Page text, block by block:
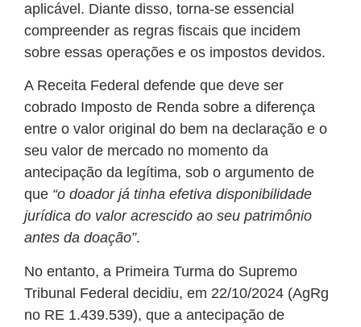
aplicável. Diante disso, torna-se essencial
compreender as regras fiscais que incidem
sobre essas operações e os impostos devidos.
A Receita Federal defende que deve ser
cobrado Imposto de Renda sobre a diferença
entre o valor original do bem na declaração e o
seu valor de mercado no momento da
antecipação da legítima, sob o argumento de
que “o doador já tinha efetiva disponibilidade
jurídica do valor acrescido ao seu patrimônio
antes da doação”.
No entanto, a Primeira Turma do Supremo
Tribunal Federal decidiu, em 22/10/2024 (AgRg
no RE 1.439.539), que a antecipação de